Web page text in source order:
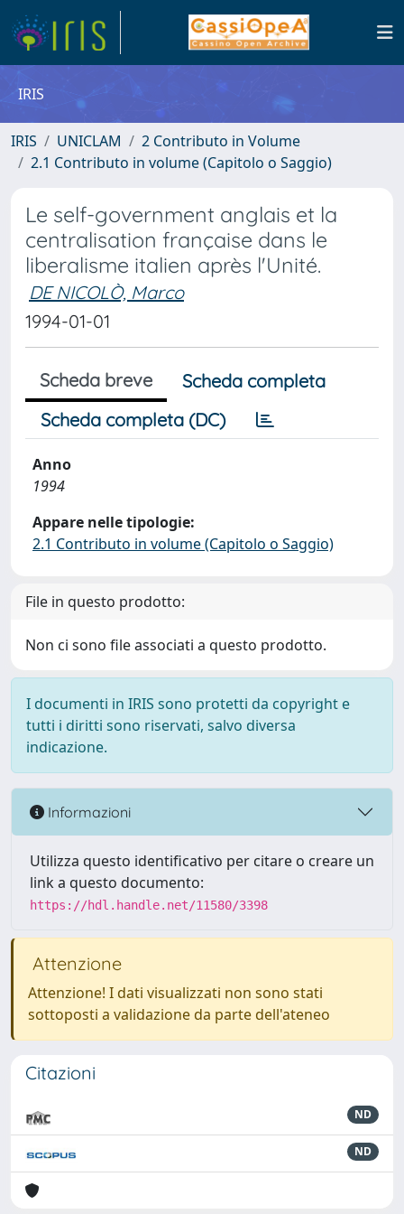
IRIS
IRIS UNICLAM
2 Contributo in Volume
2.1 Contributo in volume (Capitolo o Saggio)
Le self-government anglais et la
centralisation française dans le
liberalisme italien après l'Unité.
DE NICOLÒ, Marco
1994-01-01
Scheda breve
Scheda completa
Scheda completa (DC)
Anno
1994
Appare nelle tipologie:
2.1 Contributo in volume (Capitolo o Saggio)
File in questo prodotto:
Non ci sono file associati a questo prodotto.
I documenti in IRIS sono protetti da copyright e
tutti i diritti sono riservati, salvo diversa
indicazione.
Informazioni
Utilizza questo identificativo per citare o creare un
link a questo documento:
https://hdl.handle.net/11580/3398
Attenzione
Attenzione! I dati visualizzati non sono stati
sottoposti a validazione da parte dell'ateneo
Citazioni
ND
ND